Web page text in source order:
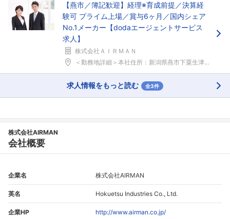
【燕市／簿記歓迎】経理※育成前提／決算経
験可 プライム上場／賞与6ヶ月／国内シェア
No.1メーカー【dodaエージェントサービス
求人】
株式会社ＡＩＲＭＡＮ
＜勤務地詳細＞本社住所：新潟県燕市下粟生津3074...
求人情報をもっと読む 全3件
株式会社AIRMAN
会社概要
企業名 株式会社AIRMAN
英名 Hokuetsu Industries Co., Ltd.
企業HP http://www.airman.co.jp/